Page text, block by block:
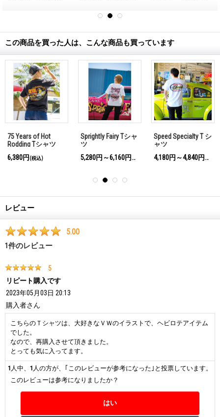
この商品を買った人は、こんな商品も買っています
75 Years of Hot
Rodding Tシャツ
6,380円 (税込)
Sprightly Fairy Tシャ
ツ
5,280円～6,160円
(税込)
Speed Specialty T シ
ャツ
4,180円～4,840円
(税込)
レビュー
5.00
1件のレビュー
5
リピート購入です
2023年05月03日 20:13
購入者さん
こちらのＴシャツは、大好きなＶＷのイラストで、ヘビロテアイテム
でした。
なので、再購入させて頂きました。
とっても気に入ってます。
1 人中、 1 人の方が、｢このレビューが参考になった｣と投票しています。
このレビューは参考になりましたか？